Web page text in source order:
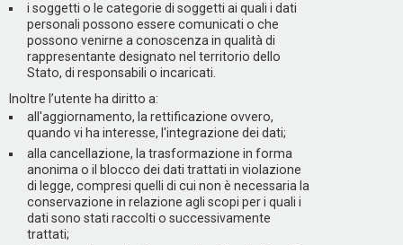
i soggetti o le categorie di soggetti ai quali i dati
personali possono essere comunicati o che
possono venirne a conoscenza in qualità di
rappresentante designato nel territorio dello
Stato, di responsabili o incaricati.
Inoltre l’utente ha diritto a:
all'aggiornamento, la rettificazione ovvero,
quando vi ha interesse, l'integrazione dei dati;
alla cancellazione, la trasformazione in forma
anonima o il blocco dei dati trattati in violazione
di legge, compresi quelli di cui non è necessaria la
conservazione in relazione agli scopi per i quali i
dati sono stati raccolti o successivamente
trattati;